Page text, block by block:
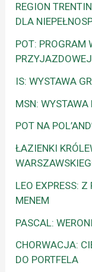
REGION
DLA
POT: PROGRAM
IS: WYSTAWA
MSN: WYSTAWA
POT NA
ŁAZIENKI
LEO EXPRESS:
MENEM
PASCAL:
CHORWACJA:
DO PORTFELA